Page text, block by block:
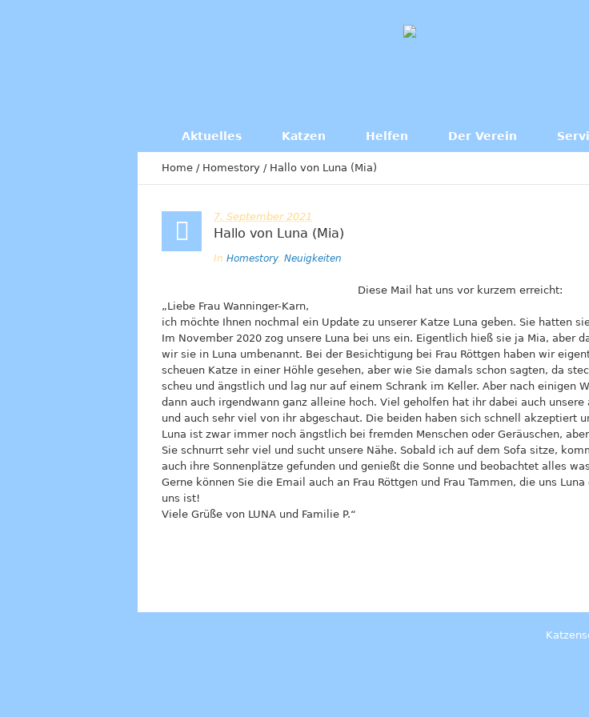
Aktuelles Katzen Helfen Der Verein
Home / Homestory / Hallo von Luna (Mia)
7. September 2021
Hallo von Luna (Mia)
In Homestory, Neuigkeiten
Diese Mail hat uns vor kurzem erreicht:
„Liebe Frau Wanninger-Karn,
ich möchte Ihnen nochmal ein Update zu unserer Katze Luna geben. Sie hatten
Im November 2020 zog unsere Luna bei uns ein. Eigentlich hieß sie ja Mia, aber
wir sie in Luna umbenannt. Bei der Besichtigung bei Frau Röttgen haben wir
scheuen Katze in einer Höhle gesehen, aber wie Sie damals schon sagten, da
scheu und ängstlich und lag nur auf einem Schrank im Keller. Aber nach einigen
dann auch irgendwann ganz alleine hoch. Viel geholfen hat ihr dabei auch
und auch sehr viel von ihr abgeschaut. Die beiden haben sich schnell akzeptiert
Luna ist zwar immer noch ängstlich bei fremden Menschen oder Geräuschen,
Sie schnurrt sehr viel und sucht unsere Nähe. Sobald ich auf dem Sofa sitze,
auch ihre Sonnenplätze gefunden und genießt die Sonne und beobachtet alles
Gerne können Sie die Email auch an Frau Röttgen und Frau Tammen, die uns
uns ist!
Viele Grüße von LUNA und Familie P.“